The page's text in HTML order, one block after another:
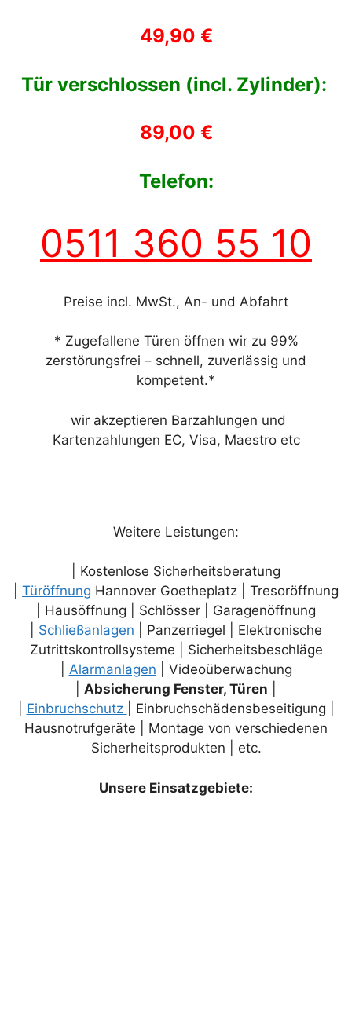
49,90 €
Tür verschlossen (incl. Zylinder):
89,00 €
Telefon:
0511 360 55 10
Preise incl. MwSt., An- und Abfahrt
* Zugefallene Türen öffnen wir zu 99%
zerstörungsfrei – schnell, zuverlässig und
kompetent.*
wir akzeptieren Barzahlungen und
Kartenzahlungen EC, Visa, Maestro etc
Weitere Leistungen:
| Kostenlose Sicherheitsberatung
Türöffnung Hannover Goetheplatz | Tresoröffnung
| Hausöffnung | Schlösser | Garagenöffnung
Schließanlagen | Panzerriegel | Elektronische
Zutrittskontrollsysteme | Sicherheitsbeschläge
Alarmanlagen | Videoüberwachung
Absicherung Fenster, Türen
Einbruchschutz
| Einbruchschädensbeseitigung |
Hausnotrufgeräte | Montage von verschiedenen
Sicherheitsprodukten | etc.
Unsere Einsatzgebiete: